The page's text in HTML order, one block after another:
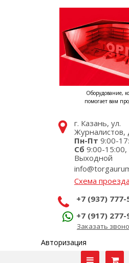
Оборудование,
помогает вам
г. Казань, ул.
Журналистов,
Пн-Пт 9:00-
Сб 9:00-15:00,
Выходной
Схема проезда
+7 (937) 777-
+7 (917) 277-
Заказать
Авторизация